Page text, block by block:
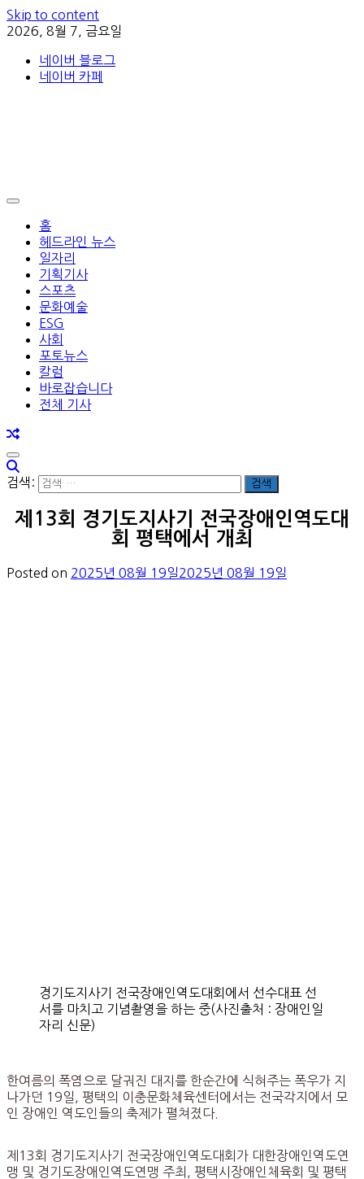
Skip to content
2026, 8월 7, 금요일
네이버 블로그
네이버 카페
홈
헤드라인 뉴스
일자리
기획기사
스포츠
문화예술
ESG
사회
포토뉴스
칼럼
바로잡습니다
전체 기사
검색:
제13회 경기도지사기 전국장애인역도대
회 평택에서 개최
Posted on 2025년 08월 19일2025년 08월 19일
경기도지사기 전국장애인역도대회에서 선수대표 선
서를 마치고 기념촬영을 하는 중(사진출처 : 장애인일
자리 신문)
한여름의 폭염으로 달궈진 대지를 한순간에 식혀주는 폭우가 지
나가던 19일, 평택의 이충문화체육센터에서는 전국각지에서 모
인 장애인 역도인들의 축제가 펼쳐졌다.
제13회 경기도지사기 전국장애인역도대회가 대한장애인역도연
맹 및 경기도장애인역도연맹 주최, 평택시장애인체육회 및 평택